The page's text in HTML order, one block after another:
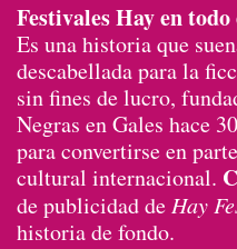
Festivales Hay en
Es una historia que
descabellada para la
sin fines de lucro,
Negras en Gales hace
para convertirse en
cultural internacional.
de publicidad deHay
historia de fondo.